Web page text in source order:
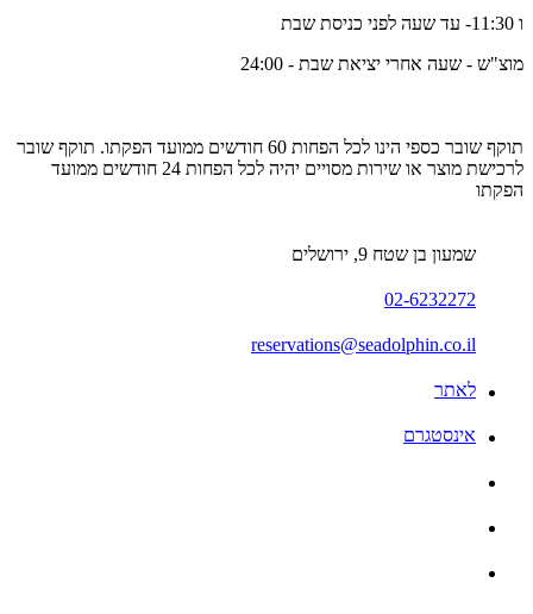
ו 11:30- עד שעה לפני כניסת שבת
מוצ"ש - שעה אחרי יציאת שבת - 24:00
תוקף שובר כספי הינו לכל הפחות 60 חודשים ממועד הפקתו. תוקף שובר
לרכישת מוצר או שירות מסויים יהיה לכל הפחות 24 חודשים ממועד
הפקתו
שמעון בן שטח 9, ירושלים
02-6232272
reservations@seadolphin.co.il
לאתר
אינסטגרם